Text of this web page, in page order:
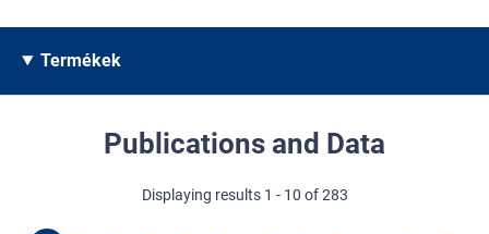
Termékek
Publications and Data
Displaying results 1 - 10 of 283